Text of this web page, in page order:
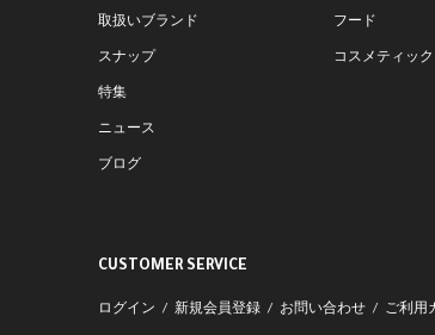
取扱いブランド
スナップ
特集
ニュース
ブログ
フード
コスメティック
CUSTOMER SERVICE
ログイン 新規会員登録 お問い合わせ ご利用